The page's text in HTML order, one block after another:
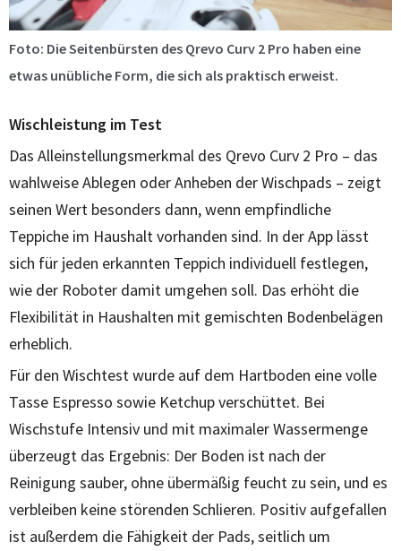
Foto: Die Seitenbürsten des Qrevo Curv 2 Pro haben eine
etwas unübliche Form, die sich als praktisch erweist.
Wischleistung im Test
Das Alleinstellungsmerkmal des Qrevo Curv 2 Pro – das
wahlweise Ablegen oder Anheben der Wischpads – zeigt
seinen Wert besonders dann, wenn empfindliche
Teppiche im Haushalt vorhanden sind. In der App lässt
sich für jeden erkannten Teppich individuell festlegen,
wie der Roboter damit umgehen soll. Das erhöht die
Flexibilität in Haushalten mit gemischten Bodenbelägen
erheblich.
Für den Wischtest wurde auf dem Hartboden eine volle
Tasse Espresso sowie Ketchup verschüttet. Bei
Wischstufe Intensiv und mit maximaler Wassermenge
überzeugt das Ergebnis: Der Boden ist nach der
Reinigung sauber, ohne übermäßig feucht zu sein, und es
verbleiben keine störenden Schlieren. Positiv aufgefallen
ist außerdem die Fähigkeit der Pads, seitlich um